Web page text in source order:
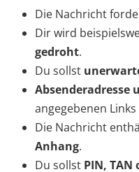
Die Nachricht
Dir wird
gedroht.
Du sollst
Absenderadresse
angegebenen Links
Die Nachricht
Anhang.
Du sollst PIN, TAN